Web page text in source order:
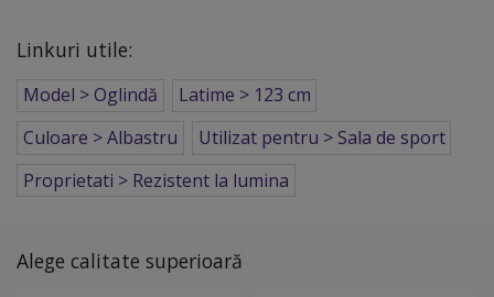
Linkuri utile:
Model > Oglindă
Latime > 123 cm
Culoare > Albastru
Utilizat pentru > Sala de sport
Proprietati > Rezistent la lumina
Alege calitate superioară